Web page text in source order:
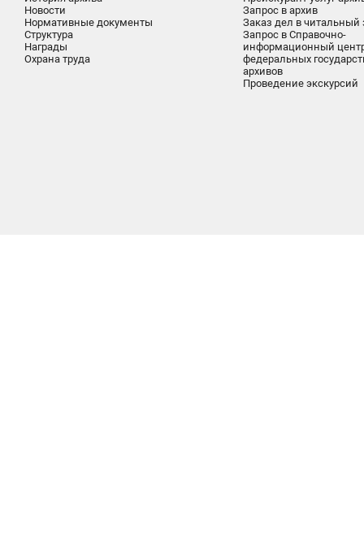
Новости
Нормативные документы
Структура
Награды
Охрана труда
Запрос в архив
Заказ дел в читальный
Запрос в Справочно-
информационный
федеральных
архивов
Проведение экскурсий